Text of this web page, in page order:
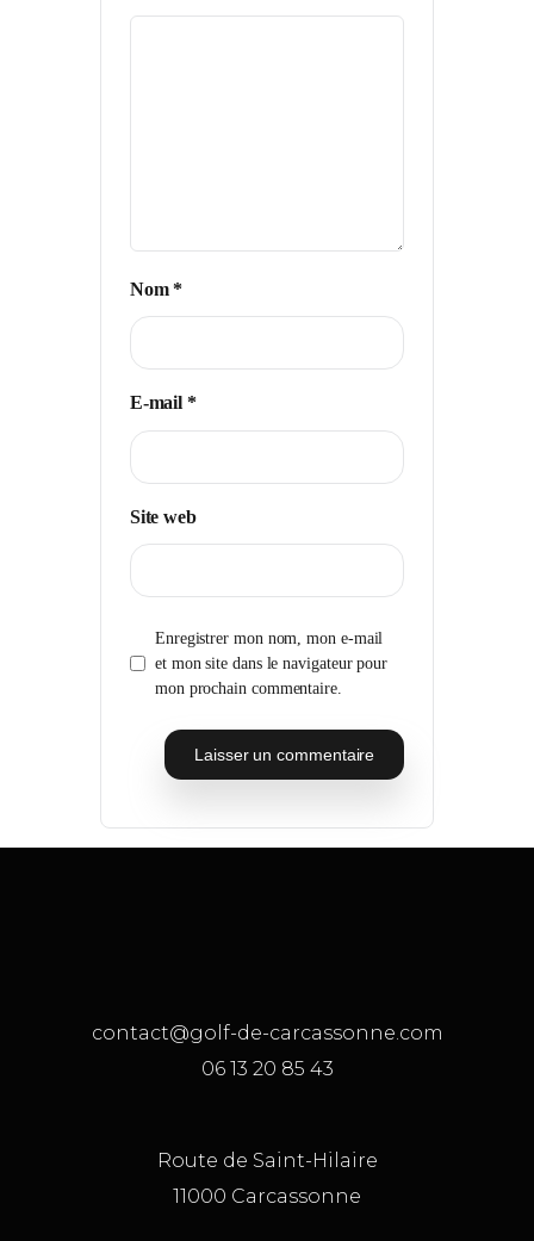
Nom *
E-mail *
Site web
Enregistrer mon nom, mon e-mail
et mon site dans le navigateur pour
mon prochain commentaire.
contact@golf-de-carcassonne.com
06 13 20 85 43
Route de Saint-Hilaire
11000 Carcassonne